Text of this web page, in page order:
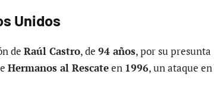
Unidos
de Raúl Castro, de 94 años, por su presunta
Hermanos al Rescateen 1996, un ataque en